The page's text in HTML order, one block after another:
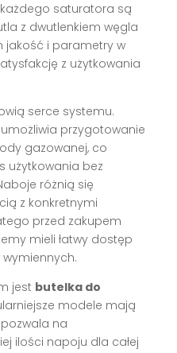
saturatora są
z dwutlenkiem węgla
jakość i parametry w
z użytkowania
serce systemu.
przygotowanie
gazowanej, co
użytkowania bez
różnią się
z konkretnymi
przed zakupem
mieli łatwy dostęp
jest butelka do
modele mają
na
ilości napoju dla całej